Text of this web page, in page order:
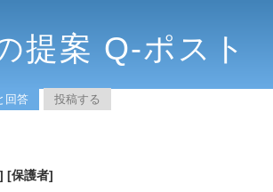
提案 Q-ポスト
回答 投稿する
[保護者]